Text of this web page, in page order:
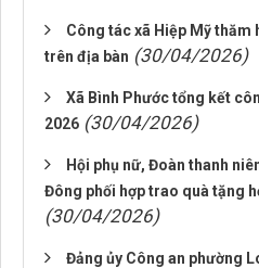
Công tác xã Hiệp Mỹ
trên địa bàn (30/04/2026)
Xã Bình Phước tổng kết
2026 (30/04/2026)
Hội phụ nữ, Đoàn thanh
Đông phối hợp trao quà tặng
(30/04/2026)
Đảng ủy Công an phường